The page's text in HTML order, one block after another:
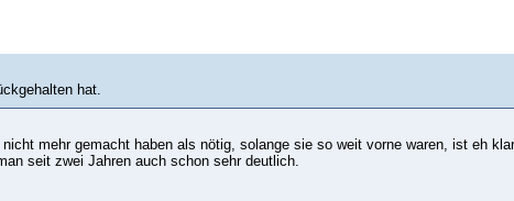
hat.
mehr gemacht haben als nötig, solange sie so weit vorne waren, ist eh
seit zwei Jahren auch schon sehr deutlich.